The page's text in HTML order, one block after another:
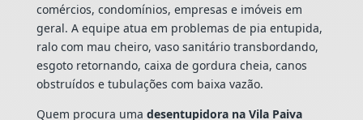
comércios, condomínios, empresas e imóveis em
geral. A equipe atua em problemas de pia entupida,
ralo com mau cheiro, vaso sanitário transbordando,
esgoto retornando, caixa de gordura cheia, canos
obstruídos e tubulações com baixa vazão.
Quem procura uma desentupidora na Vila Paiva